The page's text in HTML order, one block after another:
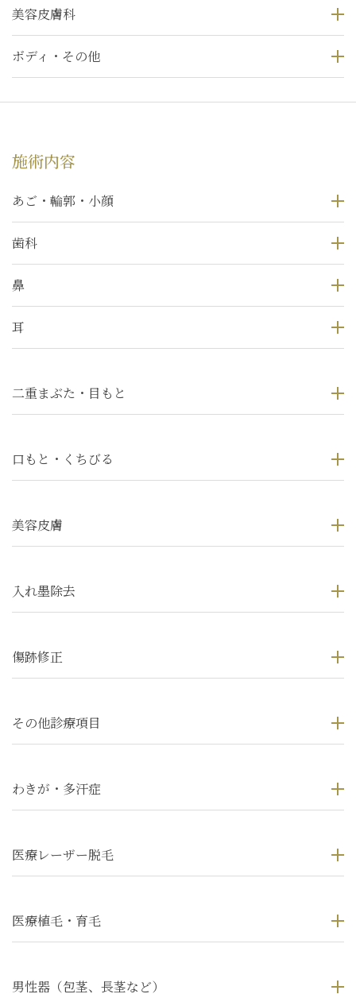
美容皮膚科
ボディ・その他
施術内容
あご・輪郭・小顔
歯科
鼻
耳
二重まぶた・目もと
口もと・くちびる
美容皮膚
入れ墨除去
傷跡修正
その他診療項目
わきが・多汗症
医療レーザー脱毛
医療植毛・育毛
男性器（包茎、長茎など）